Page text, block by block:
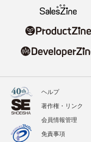
ヘルプ
著作権・リンク
会員情報管理
免責事項